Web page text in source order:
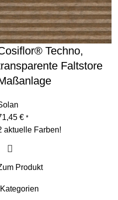
Kategorien
Techno,
Faltstore
€ *
aktuelle Farben!
Produkt